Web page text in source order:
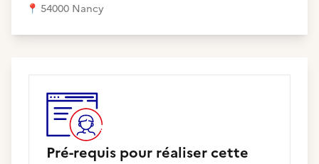
📍 54000 Nancy
Pré-requis pour réaliser cette